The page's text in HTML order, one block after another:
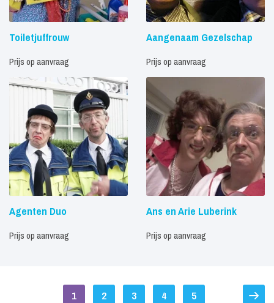
Toiletjuffrouw
Prijs op aanvraag
Aangenaam Gezelschap
Prijs op aanvraag
Agenten Duo
Prijs op aanvraag
Ans en Arie Luberink
Prijs op aanvraag
1 2 3 4 5